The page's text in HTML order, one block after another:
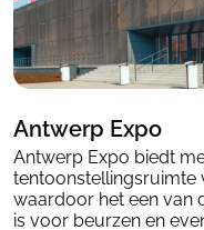
Antwerp Expo
Antwerp Expo biedt
tentoonstellingsruimte
waardoor het een van
is voor beurzen en